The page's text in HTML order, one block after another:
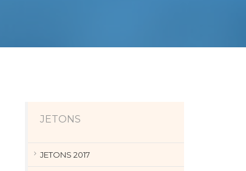
JETONS
JETONS 2017